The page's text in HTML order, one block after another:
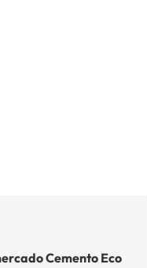
Cemento Eco